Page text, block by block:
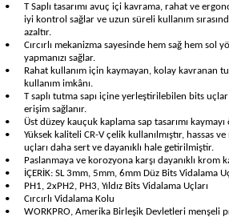
•
T Saplı tasarımı avuç içi kavrama, rahat ve
iyi kontrol sağlar ve uzun süreli kullanım
azaltır.
•
Cırcırlı mekanizma sayesinde hem sağ hem sol
yapmanızı sağlar.
•
Rahat kullanım için kaymayan, kolay kavranan
kullanım imkânı.
•
T saplı tutma sapı içine yerleştirilebilen bits uçlar
erişim sağlanır.
•
Üst düzey kauçuk kaplama sap tasarımı
•
Yüksek kaliteli CR-V çelik kullanılmıştır, hassas
uçları daha sert ve dayanıklı hale getirilmiştir.
•
Paslanmaya ve korozyona karşı dayanıklı krom
•
İÇERİK: SL 3mm, 5mm, 6mm Düz Bits Vidalama
•
PH1, 2xPH2, PH3, Yıldız Bits Vidalama Uçları
•
Cırcırlı Vidalama Kolu
•
WORKPRO, Amerika Birleşik Devletleri menşeli